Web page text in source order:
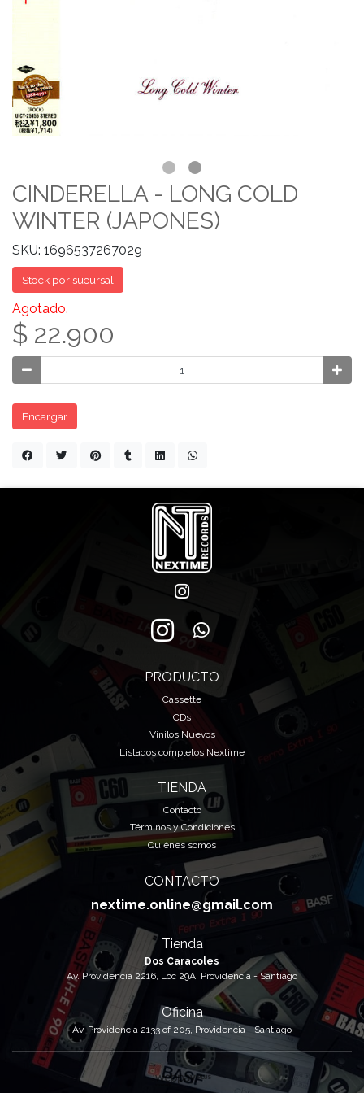
CINDERELLA - LONG COLD
WINTER (JAPONES)
SKU: 1696537267029
Stock por sucursal
Agotado.
$ 22.900
Encargar
PRODUCTO
Cassette
CDs
Vinilos Nuevos
Listados completos Nextime
TIENDA
Contacto
Términos y Condiciones
Quiénes somos
CONTACTO
nextime.online@gmail.com
Tienda
Dos Caracoles
Av. Providencia 2216, Loc 29A, Providencia - Santiago
Oficina
Av. Providencia 2133 of 205, Providencia - Santiago